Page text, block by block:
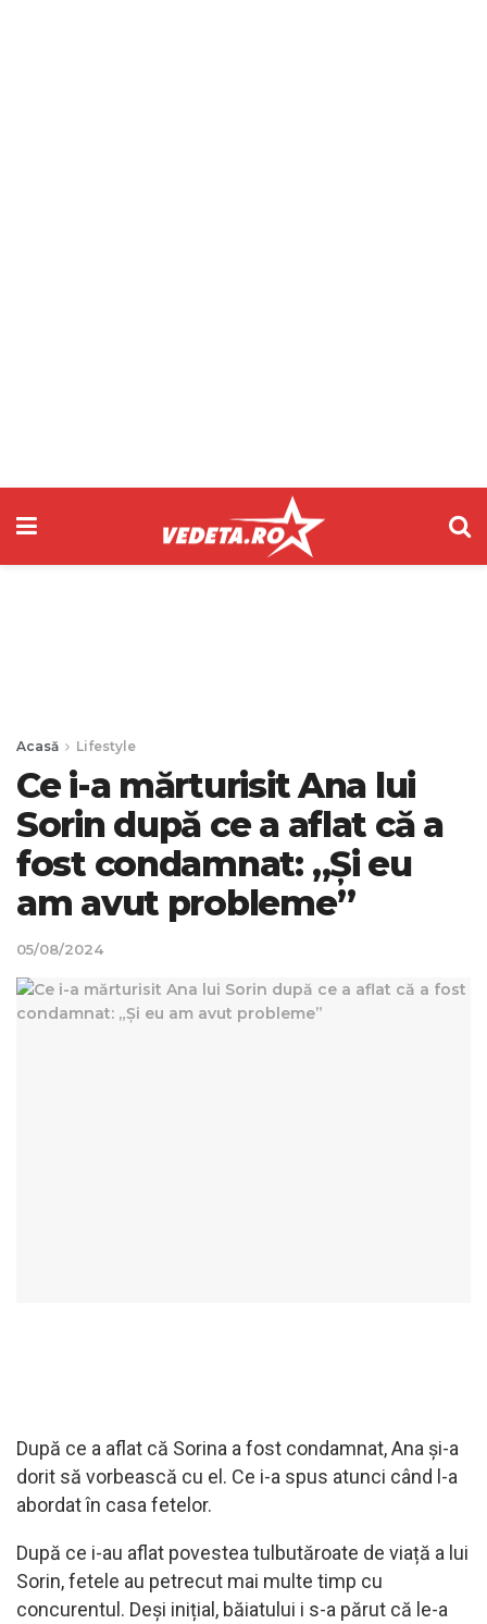
Acasă Lifestyle
Ce i-a mărturisit Ana lui
Sorin după ce a aflat că a
fost condamnat: „Și eu
am avut probleme”
05/08/2024
După ce a aflat că Sorina a fost condamnat, Ana și-a
dorit să vorbească cu el. Ce i-a spus atunci când l-a
abordat în casa fetelor.
După ce i-au aflat povestea tulbutăroate de viață a lui
Sorin, fetele au petrecut mai multe timp cu
concurentul. Deși inițial, băiatului i s-a părut că le-a